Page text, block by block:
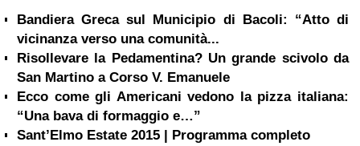
Bandiera Greca sul Municipio di Bacoli: “Atto di
vicinanza verso una comunità...
Risollevare la Pedamentina? Un grande scivolo da
San Martino a Corso V. Emanuele
Ecco come gli Americani vedono la pizza italiana:
“Una bava di formaggio e…”
Sant’Elmo Estate 2015 | Programma completo